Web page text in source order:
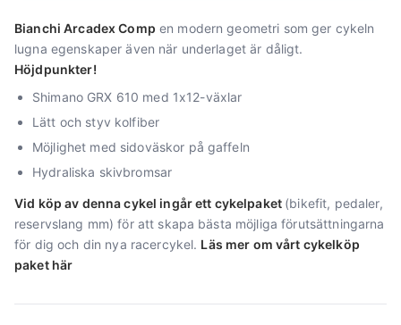
Bianchi Arcadex Comp en modern geometri som ger cykeln
lugna egenskaper även när underlaget är dåligt.
Höjdpunkter!
Shimano GRX 610 med 1x12-växlar
Lätt och styv kolfiber
Möjlighet med sidoväskor på gaffeln
Hydraliska skivbromsar
Vid köp av denna cykel ingår ett cykelpaket (bikefit, pedaler,
reservslang mm) för att skapa bästa möjliga förutsättningarna
för dig och din nya racercykel. Läs mer om vårt cykelköp
paket här